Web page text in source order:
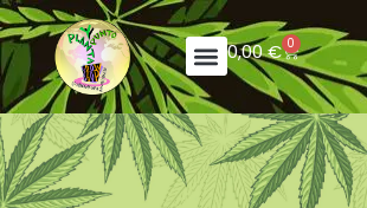
0,00€ 0